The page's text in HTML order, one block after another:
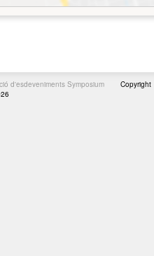
d'esdeveniments Symposium
Copyright